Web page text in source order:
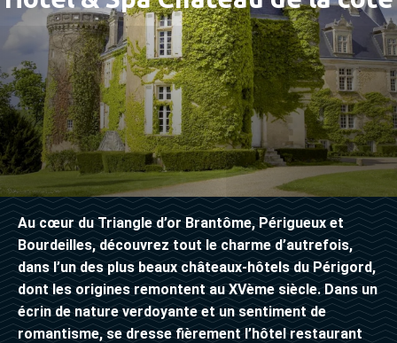
Au cœur du Triangle d’or Brantôme, Périgueux et
Bourdeilles, découvrez tout le charme d’autrefois,
dans l’un des plus beaux châteaux-hôtels du Périgord,
dont les origines remontent au XVème siècle. Dans un
écrin de nature verdoyante et un sentiment de
romantisme, se dresse fièrement l’hôtel restaurant